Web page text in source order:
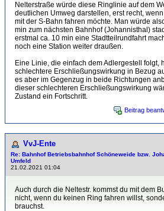
Nelterstraße würde diese Ringlinie auf dem
deutlichen Umweg darstellen, erst recht,
mit der S-Bahn fahren möchte. Man würde
min zum nächsten Bahnhof (Johannisthal)
erstmal ca. 10 min eine Stadtteilrundfahrt
noch eine Station weiter draußen.
Eine Linie, die einfach dem Adlergestell folgt,
schlechtere Erschließungswirkung in Bezug
es aber im Gegenzug in beide Richtungen
dieser schlechteren Erschließungswirkung
Zustand ein Fortschritt.
Beitrag
VvJ-Ente
Re: Bahnhof Betriebsbahnhof Schöneweide bzw.
Umfeld
21.02.2021 01:04
Auch durch die Neltestr. kommst du mit dem
nicht, wenn du keinen Ring fahren willst,
brauchst.